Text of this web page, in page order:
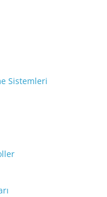
Sistemleri